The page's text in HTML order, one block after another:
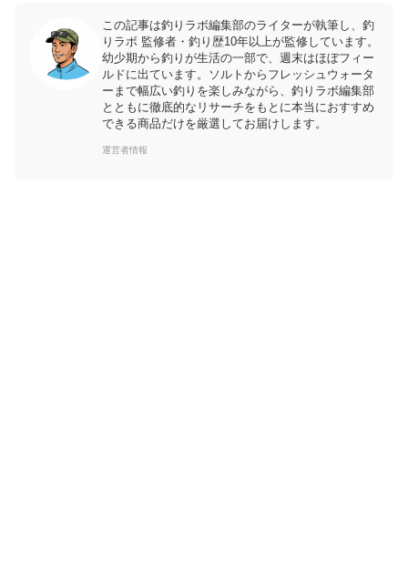
この記事は釣りラボ編集部のライターが執筆し、釣
りラボ 監修者・釣り歴10年以上が監修しています。
幼少期から釣りが生活の一部で、週末はほぼフィー
ルドに出ています。ソルトからフレッシュウォータ
ーまで幅広い釣りを楽しみながら、釣りラボ編集部
とともに徹底的なリサーチをもとに本当におすすめ
できる商品だけを厳選してお届けします。
運営者情報